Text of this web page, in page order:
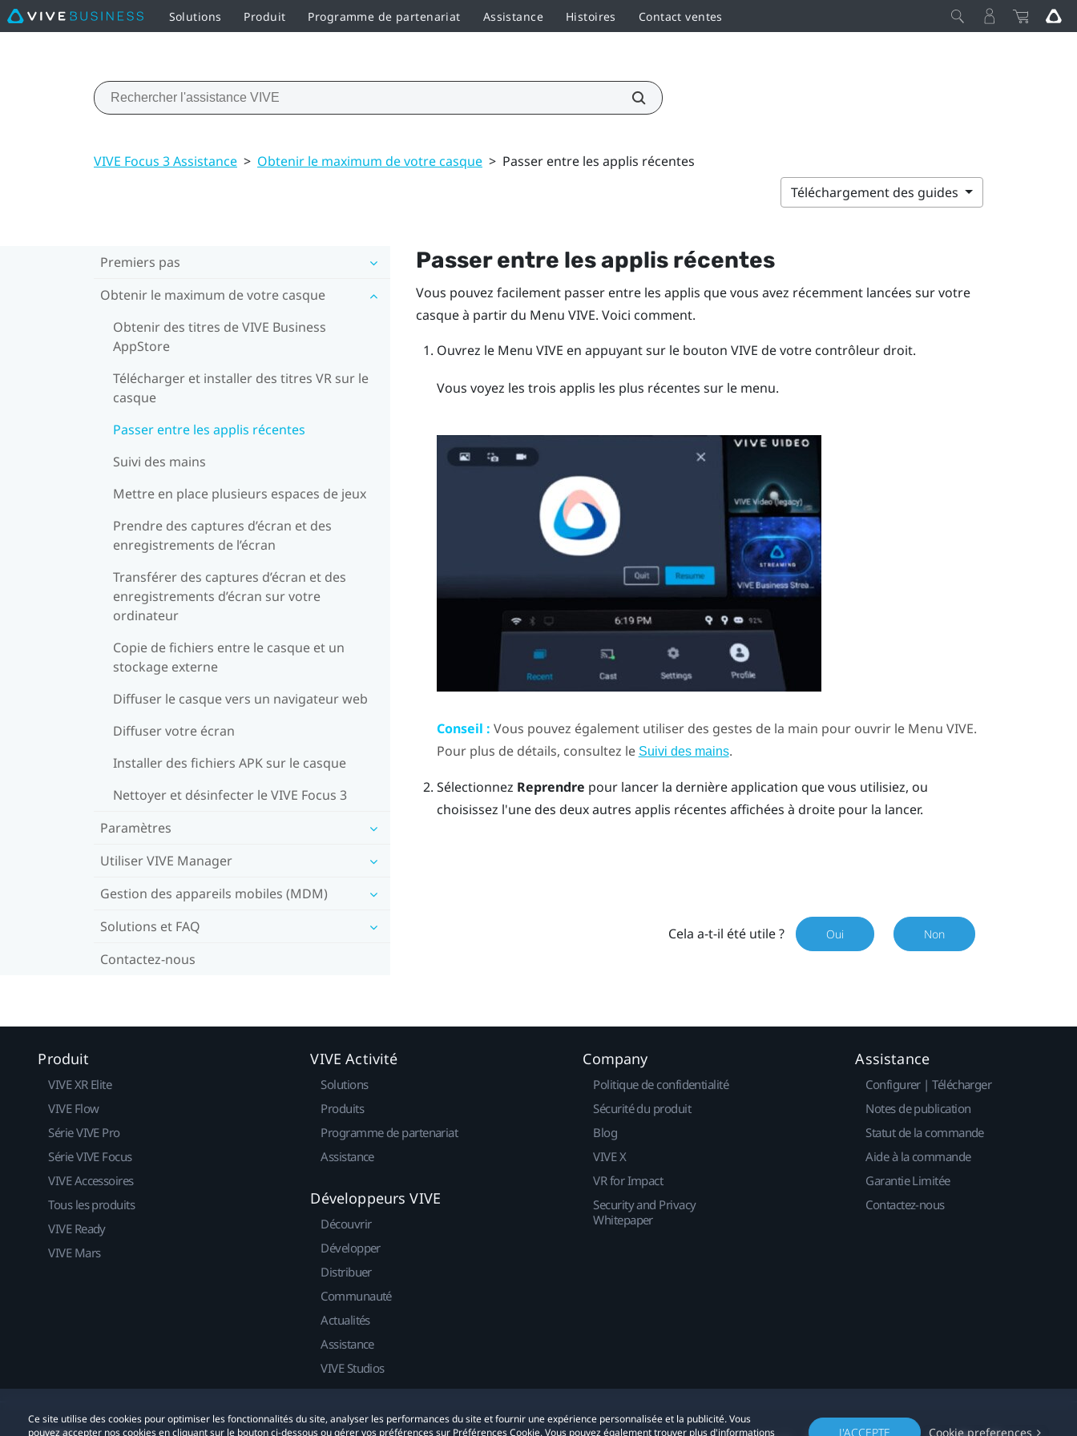
Solutions Produit Programme de partenariat Assistance Histoires Contact ventes
VIVE Focus 3 Assistance > Obtenir le maximum de votre casque > Passer entre les applis récentes
Téléchargement des guides
Premiers pas
Obtenir le maximum de votre casque
Obtenir des titres de VIVE Business
AppStore
Télécharger et installer des titres VR sur le
casque
Passer entre les applis récentes
Suivi des mains
Mettre en place plusieurs espaces de jeux
Prendre des captures d’écran et des
enregistrements de l’écran
Transférer des captures d’écran et des
enregistrements d’écran sur votre
ordinateur
Copie de fichiers entre le casque et un
stockage externe
Diffuser le casque vers un navigateur web
Diffuser votre écran
Installer des fichiers APK sur le casque
Nettoyer et désinfecter le VIVE Focus 3
Paramètres
Utiliser VIVE Manager
Gestion des appareils mobiles (MDM)
Solutions et FAQ
Contactez-nous
Passer entre les applis récentes
Vous pouvez facilement passer entre les applis que vous avez récemment lancées sur votre
casque à partir du Menu VIVE. Voici comment.
Ouvrez le Menu VIVE en appuyant sur le bouton VIVE de votre contrôleur droit.
Vous voyez les trois applis les plus récentes sur le menu.
Conseil : Vous pouvez également utiliser des gestes de la main pour ouvrir le Menu VIVE.
Pour plus de détails, consultez le Suivi des mains.
Sélectionnez Reprendre pour lancer la dernière application que vous utilisiez, ou
choisissez l'une des deux autres applis récentes affichées à droite pour la lancer.
Cela a-t-il été utile ? Oui Non
Ce site utilise des cookies pour optimiser les fonctionnalités du site, analyser les performances du site et fournir une expérience personnalisée et la publicité. Vous
pouvez accepter nos cookies en cliquant sur le bouton ci-dessous ou gérer vos préférences sur Préférences Cookie. Vous pouvez également trouver plus d'informations
J'ACCEPTE Cookie preferences
Produit
VIVE XR Elite
VIVE Flow
Série VIVE Pro
Série VIVE Focus
VIVE Accessoires
Tous les produits
VIVE Ready
VIVE Mars
VIVE Activité
Solutions
Produits
Programme de partenariat
Assistance
Développeurs VIVE
Découvrir
Développer
Distribuer
Communauté
Actualités
Assistance
VIVE Studios
Company
Politique de confidentialité
Sécurité du produit
Blog
VIVE X
VR for Impact
Security and Privacy
Whitepaper
Assistance
Configurer | Télécharger
Notes de publication
Statut de la commande
Aide à la commande
Garantie Limitée
Contactez-nous